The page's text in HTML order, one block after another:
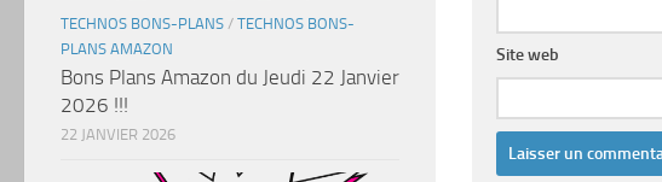
Site web
TECHNOS BONS-PLANS / TECHNOS BONS-
PLANS AMAZON
Bons Plans Amazon du Jeudi 22 Janvier
2026 !!!
22 JANVIER 2026